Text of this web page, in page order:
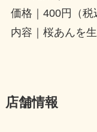
価格｜400円（税
内容｜桜あんを
店舗情報